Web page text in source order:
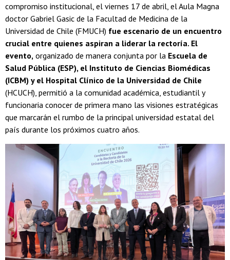
compromiso institucional, el viernes 17 de abril, el Aula Magna
doctor Gabriel Gasic de la Facultad de Medicina de la
Universidad de Chile (FMUCH) fue escenario de un encuentro
crucial entre quienes aspiran a liderar la rectoría. El
evento, organizado de manera conjunta por la Escuela de
Salud Pública (ESP), el Instituto de Ciencias Biomédicas
(ICBM) y el Hospital Clínico de la Universidad de Chile
(HCUCH), permitió a la comunidad académica, estudiantil y
funcionaria conocer de primera mano las visiones estratégicas
que marcarán el rumbo de la principal universidad estatal del
país durante los próximos cuatro años.